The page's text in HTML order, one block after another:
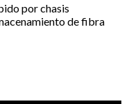
por chasis
de fibra